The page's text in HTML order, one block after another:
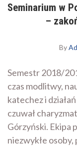
Seminarium w
–
By
Semestr 2018/
czas modlitwy,
katechez i
czuwał
Górzyński. Ekipa
niezwykłe osoby,